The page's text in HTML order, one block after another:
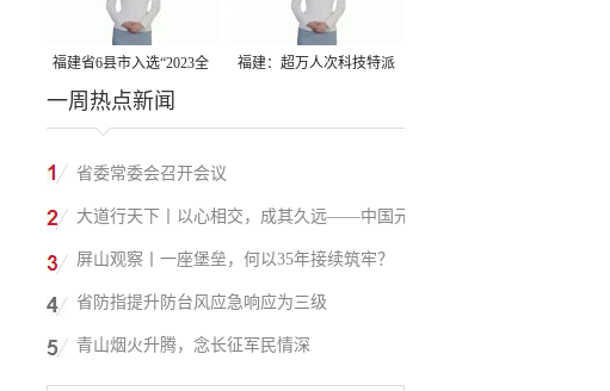
福建省6县市入选“2023全
国县域发展潜力百强县”
福建：超万人次科技特派
一周热点新闻
省委常委会召开会议
大道行天下丨以心相交，成其久远——中国元
首外交的世界情怀与大国气派
屏山观察丨一座堡垒，何以35年接续筑牢？
省防指提升防台风应急响应为三级
青山烟火升腾，念长征军民情深